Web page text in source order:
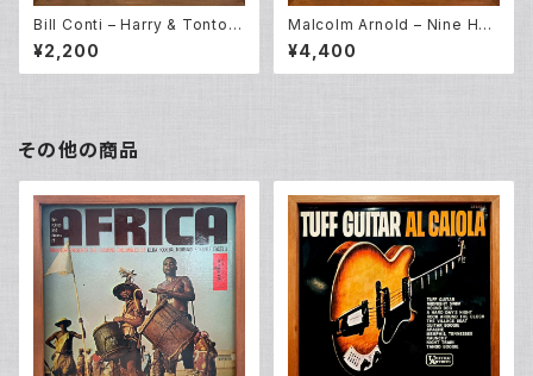
Bill Conti – Harry & Tonto
(Original Motion Picture So
undtrack) (LP)
¥2,200
Malcolm Arnold – Nine Hou
rs To Rama (LP)
¥4,400
その他の商品